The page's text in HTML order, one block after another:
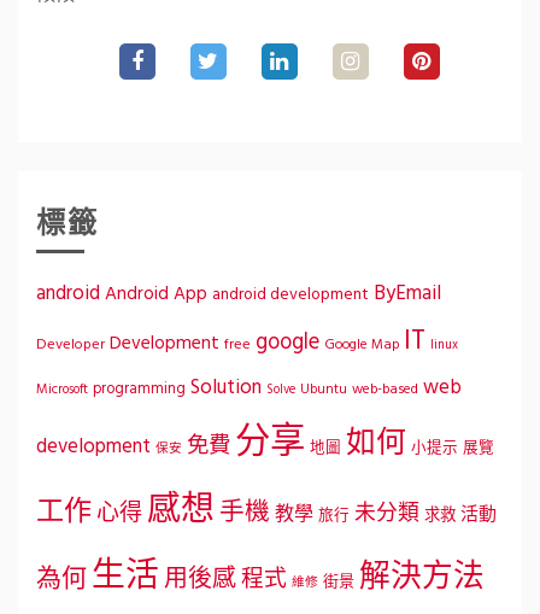
標籤
android Android App android development ByEmail
Developer Development free google Google Map IT linux
Microsoft programming Solution Solve Ubuntu web-based web
development 保安 免費分享 地圖 如何 小提示 展覽
工作心得感想手機教學 旅行 未分類求救活動
為何生活用後感程式 維修 街景 解決方法